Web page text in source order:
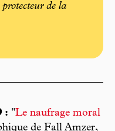
de la
: "Le naufrage moral
de Fall Amzer,